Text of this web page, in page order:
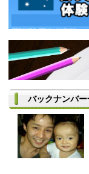
バックナンバー